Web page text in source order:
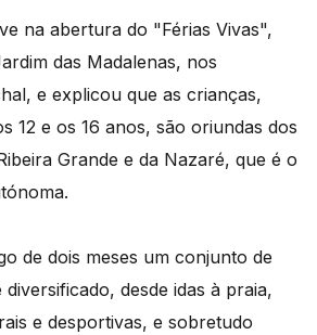
na abertura do "Férias Vivas",
das Madalenas, nos
e explicou que as crianças,
12 e os 16 anos, são oriundas dos
Grande e da Nazaré, que é o
de dois meses um conjunto de
diversificado, desde idas à praia,
e desportivas, e sobretudo